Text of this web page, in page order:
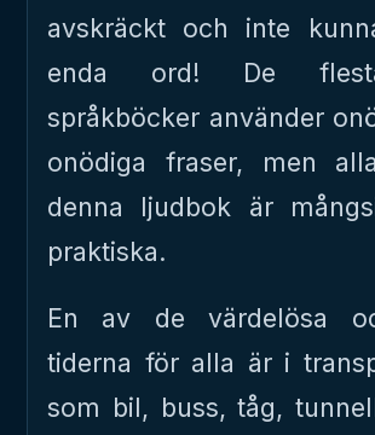
avskräckt och inte
enda ord! De
språkböcker använder
onödiga fraser, men
denna ljudbok är
praktiska.
En av de värdelösa
tiderna för alla är i
som bil, buss, tåg,